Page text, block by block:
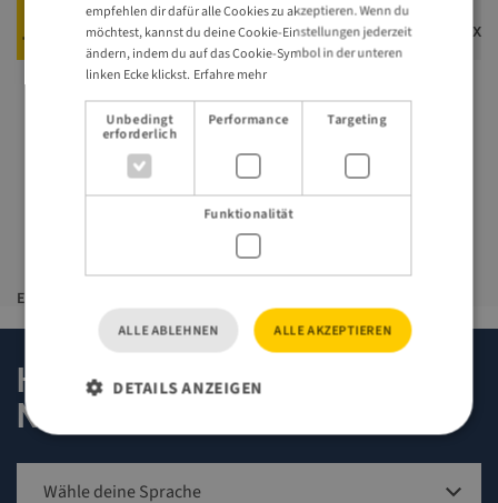
VisitSweden_Formular_Ideen_Reisepakete.docx
Ulrike Dziolloß - Travel Trade
Managerin
ulrike.dziolloss@visitsweden.com
Erstellt
Hier zum Travel Trade
Newsletter anmelden
empfehlen dir dafür alle Cookies zu akzeptieren. Wenn du
möchtest, kannst du deine Cookie-Einstellungen jederzeit
ändern, indem du auf das Cookie-Symbol in der unteren
linken Ecke klickst. Erfahre mehr
Unbedingt
erforderlich
Performance Targeting
Funktionalität
ALLE AKZEPTIEREN
ALLE ABLEHNEN
DETAILS ANZEIGEN